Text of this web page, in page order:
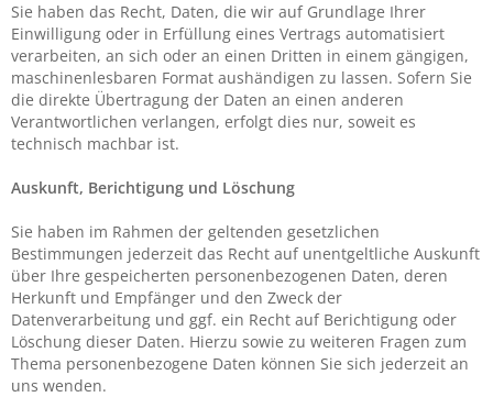
Sie haben das Recht, Daten, die wir auf Grundlage Ihrer
Einwilligung oder in Erfüllung eines Vertrags automatisiert
verarbeiten, an sich oder an einen Dritten in einem gängigen,
maschinenlesbaren Format aushändigen zu lassen. Sofern Sie
die direkte Übertragung der Daten an einen anderen
Verantwortlichen verlangen, erfolgt dies nur, soweit es
technisch machbar ist.
Auskunft, Berichtigung und Löschung
Sie haben im Rahmen der geltenden gesetzlichen
Bestimmungen jederzeit das Recht auf unentgeltliche Auskunft
über Ihre gespeicherten personenbezogenen Daten, deren
Herkunft und Empfänger und den Zweck der
Datenverarbeitung und ggf. ein Recht auf Berichtigung oder
Löschung dieser Daten. Hierzu sowie zu weiteren Fragen zum
Thema personenbezogene Daten können Sie sich jederzeit an
uns wenden.